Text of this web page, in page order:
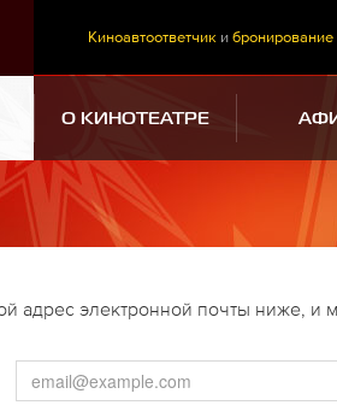
Киноавтоответчик и бронирование
О КИНОТЕАТРЕ
адрес электронной почты ниже, и